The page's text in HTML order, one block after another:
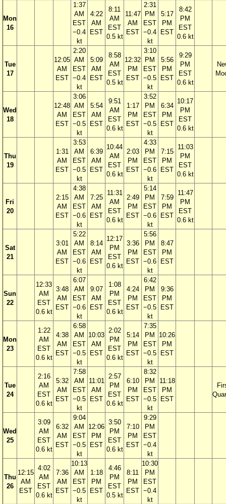
Mon
16
1:37
AM
EST
−0.4
kt
4:22
AM
EST
8:11
AM
EST
0.5 kt
11:47
AM
EST
2:31
PM
EST
−0.4
kt
5:17
PM
EST
8:42
PM
EST
0.6 kt
Tue
17
12:05
AM
EST
2:20
AM
EST
−0.4
kt
5:09
AM
EST
8:58
AM
EST
0.5 kt
12:32
PM
EST
3:10
PM
EST
−0.5
kt
5:56
PM
EST
9:29
PM
EST
0.6 kt
Wed
18
12:48
AM
EST
3:06
AM
EST
−0.5
kt
5:54
AM
EST
9:51
AM
EST
0.6 kt
1:17
PM
EST
3:52
PM
EST
−0.5
kt
6:34
PM
EST
10:17
PM
EST
0.6 kt
Thu
19
1:31
AM
EST
3:53
AM
EST
−0.5
kt
6:39
AM
EST
10:44
AM
EST
0.6 kt
2:03
PM
EST
4:33
PM
EST
−0.6
kt
7:15
PM
EST
11:03
PM
EST
0.6 kt
Fri
20
2:15
AM
EST
4:38
AM
EST
−0.6
kt
7:25
AM
EST
11:31
AM
EST
0.6 kt
2:49
PM
EST
5:14
PM
EST
−0.6
kt
7:59
PM
EST
11:47
PM
EST
0.6 kt
Sat
21
3:01
AM
EST
5:22
AM
EST
−0.6
kt
8:14
AM
EST
12:17
PM
EST
0.6 kt
3:36
PM
EST
5:56
PM
EST
−0.6
kt
8:47
PM
EST
Sun
22
12:33
AM
EST
0.6 kt
3:48
AM
EST
6:07
AM
EST
−0.6
kt
9:07
AM
EST
1:08
PM
EST
0.6 kt
4:24
PM
EST
6:42
PM
EST
−0.5
kt
9:36
PM
EST
Mon
23
1:22
AM
EST
0.6 kt
4:38
AM
EST
6:58
AM
EST
−0.5
kt
10:03
AM
EST
2:02
PM
EST
0.6 kt
5:14
PM
EST
7:35
PM
EST
−0.5
kt
10:26
PM
EST
Tue
24
2:16
AM
EST
0.6 kt
5:32
AM
EST
7:58
AM
EST
−0.5
kt
11:01
AM
EST
2:57
PM
EST
0.6 kt
6:10
PM
EST
8:32
PM
EST
−0.5
kt
11:18
PM
EST
Wed
25
3:09
AM
EST
0.6 kt
6:32
AM
EST
9:04
AM
EST
−0.5
kt
12:06
PM
EST
3:50
PM
EST
0.6 kt
7:10
PM
EST
9:29
PM
EST
−0.4
kt
Thu
26
12:15
AM
EST
4:02
AM
EST
0.6 kt
7:36
AM
EST
10:13
AM
EST
−0.5
kt
1:18
PM
EST
4:46
PM
EST
0.5 kt
8:11
PM
EST
10:30
PM
EST
−0.4
kt